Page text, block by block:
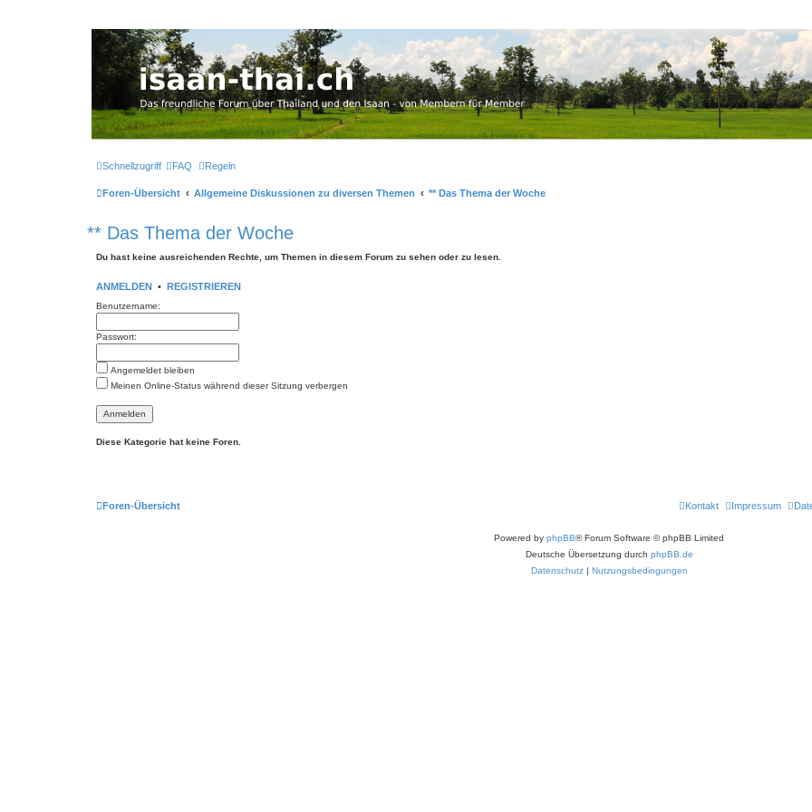
Thailand & Isaan Forum - isaan-thai.ch
Das freundliche Forum über Thailand und den Isaan - von Membern für Member
Schnellzugriff FAQ Regeln
Foren-Übersicht Allgemeine Diskussionen zu diversen Themen ** Das Thema der Woche
** Das Thema der Woche
Du hast keine ausreichenden Rechte, um Themen in diesem Forum zu sehen oder zu lesen.
ANMELDEN • REGISTRIEREN
Benutzername:
Passwort:
Angemeldet bleiben
Meinen Online-Status während dieser Sitzung verbergen
Diese Kategorie hat keine Foren.
Foren-Übersicht Impressum
Kontakt
Powered by phpBB® Forum Software © phpBB Limited
Deutsche Übersetzung durch phpBB.de
Datenschutz| Nutzungsbedingungen